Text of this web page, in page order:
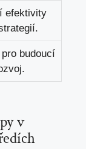
efektivity
budoucí
v